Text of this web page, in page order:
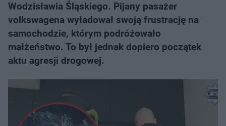
Wodzisławia Śląskiego. Pijany pasażer
volkswagena wyładował swoją frustrację na
samochodzie, którym podróżowało
małżeństwo. To był jednak dopiero początek
aktu agresji drogowej.